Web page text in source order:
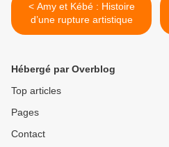
< Amy et Kébé : Histoire
d’une rupture artistique
Hébergé par Overblog
Top articles
Pages
Contact